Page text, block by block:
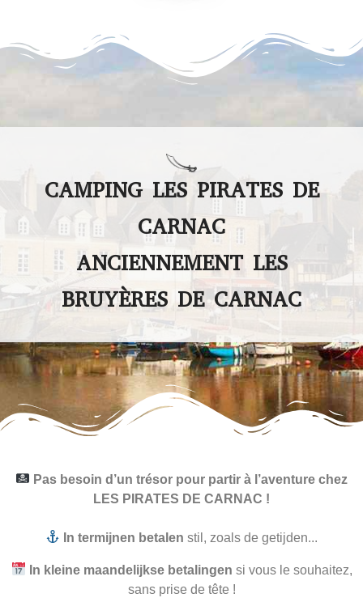
CAMPING LES PIRATES DE
CARNAC
ANCIENNEMENT LES
BRUYÈRES DE CARNAC
Pas besoin d’un trésor pour partir à l’aventure chez
LES PIRATES DE CARNAC !
In termijnen betalen stil, zoals de getijden...
In kleine maandelijkse betalingen si vous le souhaitez,
sans prise de tête !